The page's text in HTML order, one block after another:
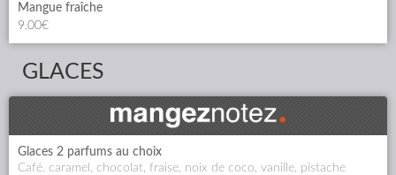
Mangue fraîche
9.00€
GLACES
Glaces 2 parfums au choix
café. caramel, chocolat, fraise, noix de coco, vanille, pistache